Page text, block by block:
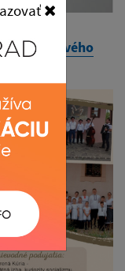
motorového